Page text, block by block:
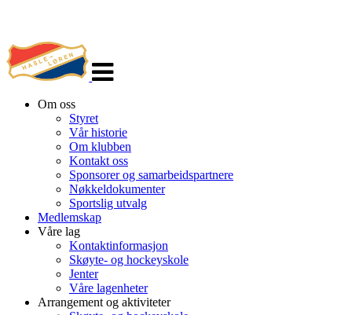
navigasjon
Om oss
Styret
Vår historie
Om klubben
Kontakt oss
Sponsorer og samarbeidspartnere
Nøkkeldokumenter
Sportslig utvalg
Medlemskap
Våre lag
Kontaktinformasjon
Skøyte- og hockeyskole
Jenter
Våre lagenheter
Arrangement og aktiviteter